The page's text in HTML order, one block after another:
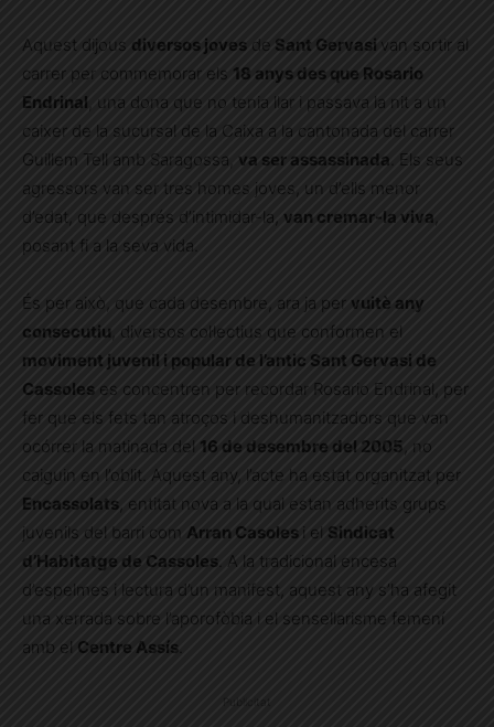
Aquest dijous diversos joves de Sant Gervasi van sortir al
carrer per commemorar els 18 anys des que Rosario
Endrinal
, una dona que no tenia llar i passava la nit a un
caixer de la sucursal de la Caixa a la cantonada del carrer
Guillem Tell amb Saragossa, va ser assassinada. Els seus
agressors van ser tres homes joves, un d’ells menor
d’edat, que després d’intimidar-la, van cremar-la viva ,
posant fi a la seva vida.
És per això, que cada desembre, ara ja per vuitè any
consecutiu
, diversos col·lectius que conformen el
moviment juvenil i popular de l’antic Sant Gervasi de
Cassoles es concentren per recordar Rosario Endrinal, per
fer que els fets tan atroços i deshumanitzadors que van
ocórrer la matinada del 16 de desembre del 2005 , no
caiguin en l’oblit. Aquest any, l’acte ha estat organitzat per
Encassolats, entitat nova a la qual estan adherits grups
juvenils del barri com Arran Casoles i el Sindicat
d’Habitatge de Cassoles. A la tradicional encesa
d’espelmes i lectura d’un manifest, aquest any s’ha afegit
una xerrada sobre l’aporofòbia i el sensellarisme femení
amb el Centre Assís.